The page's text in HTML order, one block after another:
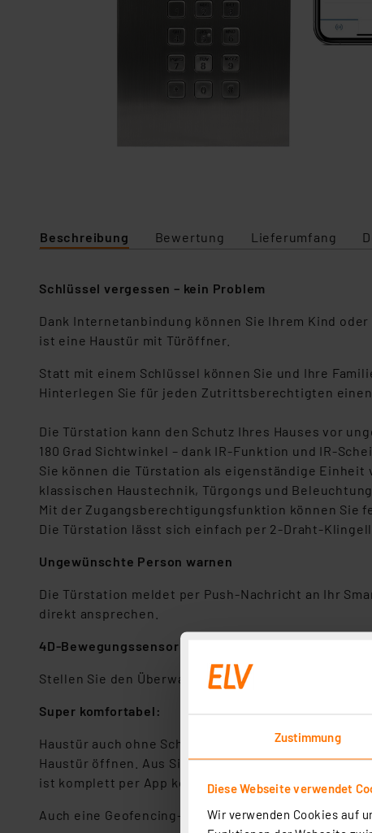
Zustimmung
Diese Webseite verwendet
Wir verwenden Cookies auf
Beschreibung Bewertung Lieferumfang
Schlüssel vergessen – kein Problem
Dank Internetanbindung können Sie Ihrem Kind
ist eine Haustür mit Türöffner.
Statt mit einem Schlüssel können Sie und Ihre
Hinterlegen Sie für jeden Zutrittsberechtigten einen
Die Türstation kann den Schutz Ihres Hauses vor
180 Grad Sichtwinkel – dank IR-Funktion und IR-
Sie können die Türstation als eigenständige
klassischen Haustechnik, Türgongs und
Mit der Zugangsberechtigungsfunktion können Sie
Die Türstation lässt sich einfach per 2-Draht-
Ungewünschte Person warnen
Die Türstation meldet per Push-Nachricht an Ihr
direkt ansprechen.
4D-Bewegungssensor mit einstellbarem
Stellen Sie den Überwachungsbereich des Sensors
Super komfortabel:
Haustür auch ohne Schlüssel öffnen: Die
Haustür öffnen. Aus Sicherheitsgründen ist der
ist komplett per App konfigurierbar.
Auch eine Geofencing-Funktion ist verfügbar – so